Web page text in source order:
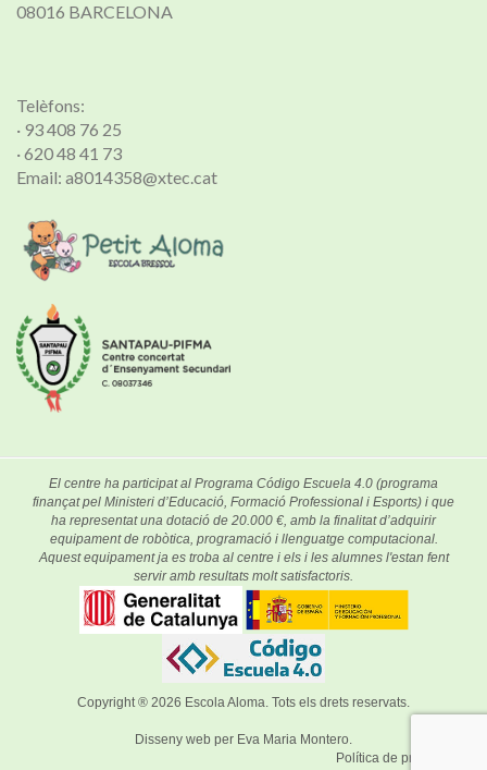
08016 BARCELONA
Telèfons:
· 93 408 76 25
· 620 48 41 73
Email: a8014358@xtec.cat
El centre ha participat al Programa Código Escuela 4.0 (programa
finançat pel Ministeri d’Educació, Formació Professional i Esports) i que
ha representat una dotació de 20.000 €, amb la finalitat d’adquirir
equipament de robòtica, programació i llenguatge computacional.
Aquest equipament ja es troba al centre i els i les alumnes l'estan fent
servir amb resultats molt satisfactoris.
Copyright ® 2026 Escola Aloma. Tots els drets reservats.
Disseny web per Eva Maria Montero.
Política de privacitat